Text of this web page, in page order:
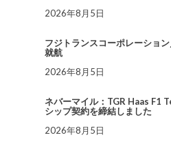
2026年8月5日
フジトランスコーポレーション
就航
2026年8月5日
ネバーマイル：TGR Haas F1
シップ契約を締結しました
2026年8月5日